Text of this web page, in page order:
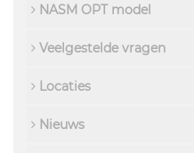
NASM OPT model
Veelgestelde vragen
Locaties
Nieuws